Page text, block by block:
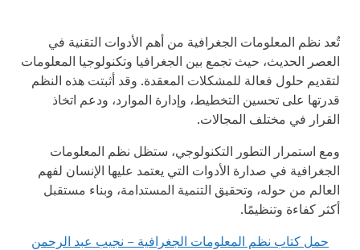
تُعد نظم المعلومات الجغرافية من أهم الأدوات التقنية في
العصر الحديث، حيث تجمع بين الجغرافيا وتكنولوجيا المعلومات
لتقديم حلول فعالة للمشكلات المعقدة. وقد أثبتت هذه النظم
قدرتها على تحسين التخطيط، وإدارة الموارد، ودعم اتخاذ
القرار في مختلف المجالات.
ومع استمرار التطور التكنولوجي، ستظل نظم المعلومات
الجغرافية في صدارة الأدوات التي يعتمد عليها الإنسان لفهم
العالم من حوله، وتحقيق التنمية المستدامة، وبناء مستقبل
أكثر كفاءة وتنظيمًا.
حمل كتاب نظم المعلومات الجغرافية – نجيب عبد الرحمن